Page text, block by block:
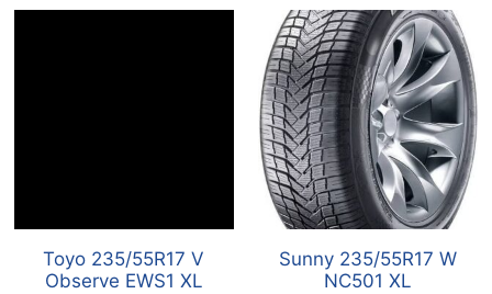
Toyo 235/55R17 V
Observe EWS1 XL
Sunny 235/55R17 W
NC501 XL